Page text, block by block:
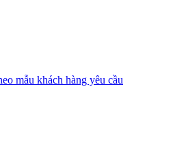
mẫu khách hàng yêu cầu